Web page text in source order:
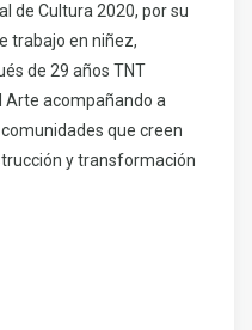
de Cultura 2020, por su
trabajo en niñez,
de 29 años TNT
Arte acompañando a
que creen
y transformación